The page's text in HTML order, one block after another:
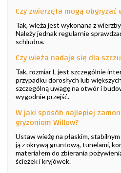
Czy zwierzęta mogą
Tak, wieża jest wykonana z
Należy jednak regularnie
schludna.
Czy wieża nadaje się dla
Tak, rozmiar L jest szczególnie
przypadku dorosłych lub
szczególną uwagę na otwór i
wygodnie przejść.
W jaki sposób najlepiej
gryzoniom Willow?
Ustaw wieżę na płaskim,
ją z okrywą gruntową, tunelami,
materiałem do zbierania
ścieżek i kryjówek.